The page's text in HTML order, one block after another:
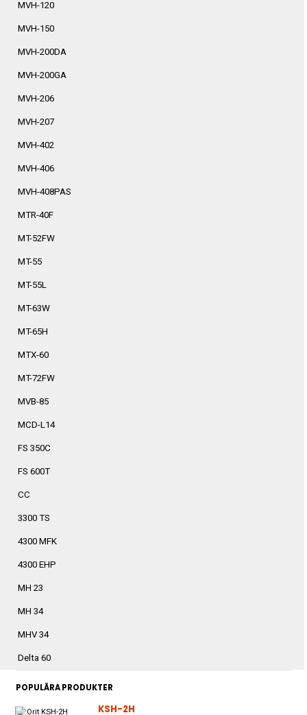
MVH-120
MVH-150
MVH-200DA
MVH-200GA
MVH-206
MVH-207
MVH-402
MVH-406
MVH-408PAS
MTR-40F
MT-52FW
MT-55
MT-55L
MT-63W
MT-65H
MTX-60
MT-72FW
MVB-85
MCD-L14
FS 350C
FS 600T
CC
3300 TS
4300 MFK
4300 EHP
MH 23
MH 34
MHV 34
Delta 60
POPULÄRA PRODUKTER
KSH-2H